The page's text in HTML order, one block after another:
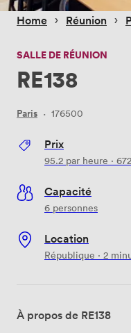
Home › Réunion ›
SALLE DE RÉUNION
RE138
Paris · 176500
Prix
95.2 par heure ·
Capacité
6 personnes
Location
République · 2
À propos de RE138